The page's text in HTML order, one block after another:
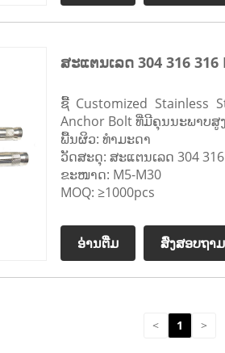
ສະແຕນເລດ 304 316
ຊື້ Customized Stainless
Anchor Bolt ທີ່ມີຄຸນນະພາບສູ
ພື້ນຜິວ: ທຳມະດາ
ວັດສະດຸ: ສະແຕນເລດ 304 316
ຂະໜາດ: M5-M30
MOQ: ≥1000pcs
ອ່ານ​ຕື່ມ ສົ່ງສອບຖາມ
< 1 >